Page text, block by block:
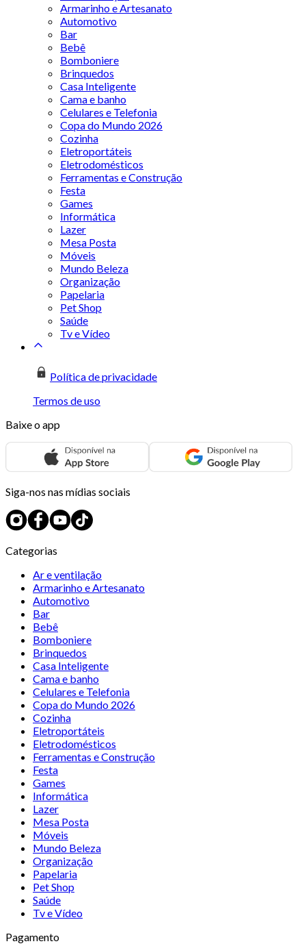
Armarinho e Artesanato
Automotivo
Bar
Bebê
Bomboniere
Brinquedos
Casa Inteligente
Cama e banho
Celulares e Telefonia
Copa do Mundo 2026
Cozinha
Eletroportáteis
Eletrodomésticos
Ferramentas e Construção
Festa
Games
Informática
Lazer
Mesa Posta
Móveis
Mundo Beleza
Organização
Papelaria
Pet Shop
Saúde
Tv e Vídeo
Política de privacidade
Termos de uso
Baixe o app
Siga-nos nas mídias sociais
Categorias
Ar e ventilação
Armarinho e Artesanato
Automotivo
Bar
Bebê
Bomboniere
Brinquedos
Casa Inteligente
Cama e banho
Celulares e Telefonia
Copa do Mundo 2026
Cozinha
Eletroportáteis
Eletrodomésticos
Ferramentas e Construção
Festa
Games
Informática
Lazer
Mesa Posta
Móveis
Mundo Beleza
Organização
Papelaria
Pet Shop
Saúde
Tv e Vídeo
Pagamento